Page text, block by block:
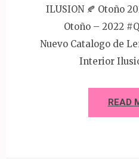
ILUSION 🍂 Otoño
Otoño – 2022
Nuevo Catalogo de
Interior
READ